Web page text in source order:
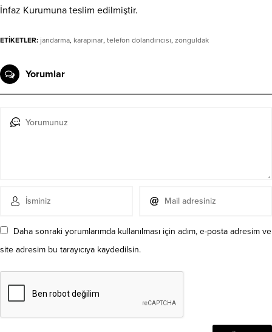
İnfaz Kurumuna teslim edilmiştir.
ETİKETLER: jandarma, karapınar, telefon dolandırıcısı, zonguldak
Yorumlar
Daha sonraki yorumlarımda kullanılması için adım, e-posta adresim ve
site adresim bu tarayıcıya kaydedilsin.